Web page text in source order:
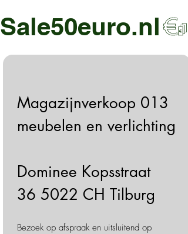
Sale50euro.nl
Magazijnverkoop 013
meubelen en verlichting
Dominee Kopsstraat
36 5022 CH Tilburg
Bezoek op afspraak en uitsluitend op